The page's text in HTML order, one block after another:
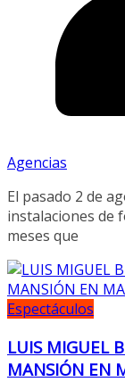
Agencias
El pasado 2 de
instalaciones de
meses que
Espectáculos
LUIS MIGUEL
MANSIÓN EN